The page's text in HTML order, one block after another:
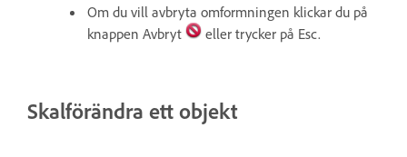
Om du vill avbryta omformningen klickar du på
knappen Avbryt
eller trycker på Esc.
Skalförändra ett objekt